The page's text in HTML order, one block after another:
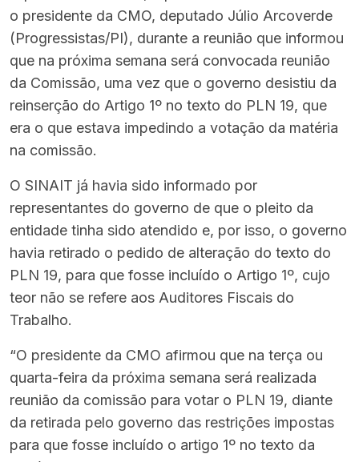
o presidente da CMO, deputado Júlio Arcoverde
(Progressistas/PI), durante a reunião que informou
que na próxima semana será convocada reunião
da Comissão, uma vez que o governo desistiu da
reinserção do Artigo 1º no texto do PLN 19, que
era o que estava impedindo a votação da matéria
na comissão.
O SINAIT já havia sido informado por
representantes do governo de que o pleito da
entidade tinha sido atendido e, por isso, o governo
havia retirado o pedido de alteração do texto do
PLN 19, para que fosse incluído o Artigo 1º, cujo
teor não se refere aos Auditores Fiscais do
Trabalho.
“O presidente da CMO afirmou que na terça ou
quarta-feira da próxima semana será realizada
reunião da comissão para votar o PLN 19, diante
da retirada pelo governo das restrições impostas
para que fosse incluído o artigo 1º no texto da